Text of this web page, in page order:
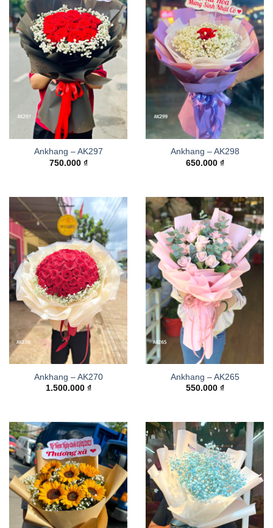
Ankhang – AK297
750.000 ₫
Ankhang – AK298
650.000 ₫
Ankhang – AK270
1.500.000 ₫
Ankhang – AK265
550.000 ₫